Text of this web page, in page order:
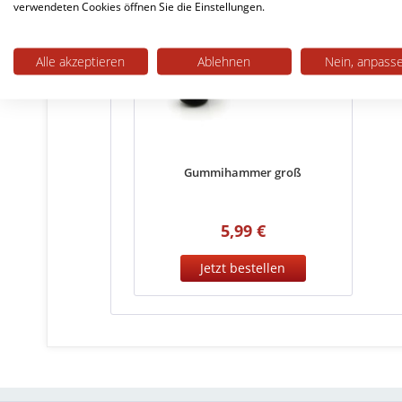
Gummihammer groß
5,99 €
Jetzt bestellen
verwendeten Cookies öffnen Sie die Einstellungen.
Alle akzeptieren Ablehnen Nein,